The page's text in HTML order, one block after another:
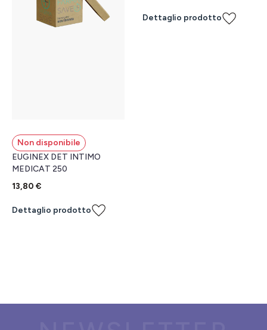
Non disponibile
EUGINEX DET INTIMO
MEDICAT 250
13,80 €
Dettaglio prodotto
Dettaglio prodotto